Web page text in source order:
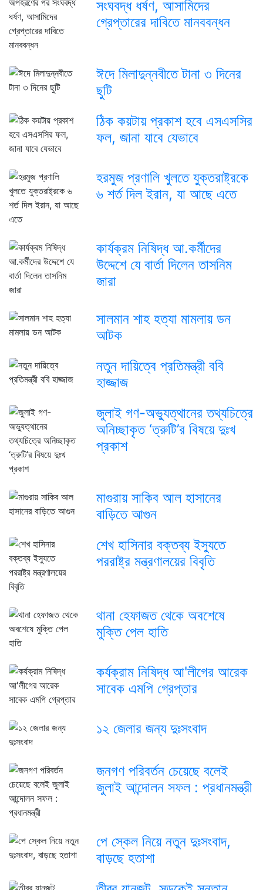
সংঘবদ্ধ ধর্ষণ, আসামিদের
গ্রেপ্তারের দাবিতে মানববন্ধন
ঈদে মিলাদুন্নবীতে টানা ৩ দিনের
ছুটি
ঠিক কয়টায় প্রকাশ হবে এসএসসির
ফল, জানা যাবে যেভাবে
হরমুজ প্রণালি খুলতে যুক্তরাষ্ট্রকে
৬ শর্ত দিল ইরান, যা আছে এতে
কার্যক্রম নিষিদ্ধ আ.কর্মীদের
উদ্দেশে যে বার্তা দিলেন তাসনিম
জারা
সালমান শাহ হত্যা মামলায় ডন
আটক
নতুন দায়িত্বে প্রতিমন্ত্রী ববি
হাজ্জাজ
জুলাই গণ-অভ্যুত্থানের তথ্যচিত্রে
অনিচ্ছাকৃত ‘ত্রুটি’র বিষয়ে দুঃখ
প্রকাশ
মাগুরায় সাকিব আল হাসানের
বাড়িতে আগুন
শেখ হাসিনার বক্তব্য ইস্যুতে
পররাষ্ট্র মন্ত্রণালয়ের বিবৃতি
থানা হেফাজত থেকে অবশেষে
মুক্তি পেল হাতি
কর্যক্রাম নিষিদ্ধ আ'লীগের আরেক
সাবেক এমপি গ্রেপ্তার
১২ জেলার জন্য দুঃসংবাদ
জনগণ পরিবর্তন চেয়েছে বলেই
জুলাই আন্দোলন সফল : প্রধানমন্ত্রী
পে স্কেল নিয়ে নতুন দুঃসংবাদ,
বাড়ছে হতাশা